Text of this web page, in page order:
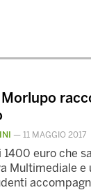
— 11 MAGGIO 2017
euro che
Multimediale